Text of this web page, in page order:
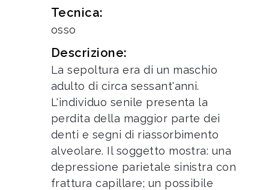
Tecnica:
osso
Descrizione:
La sepoltura era di un maschio
adulto di circa sessant'anni.
L'individuo senile presenta la
perdita della maggior parte dei
denti e segni di riassorbimento
alveolare. Il soggetto mostra: una
depressione parietale sinistra con
frattura capillare; un possibile